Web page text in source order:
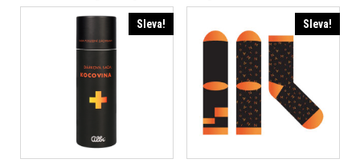
Sleva! Sleva!